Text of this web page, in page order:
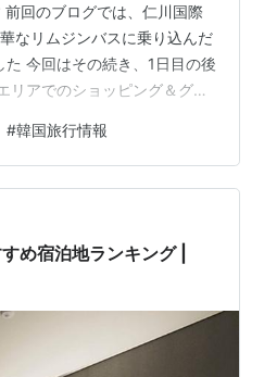
回のブログでは、仁川国際
なリムジンバスに乗り込んだ
今回はその続き、1日目の後
リアでのショッピング＆グル
をレポートしますね 大人女性
めるスポットばかりですの
ください リムジンバスの渋
ン江南」へ 1. 職人の街の絶
極上のごま油を 2. 聖水エリ
#韓国旅行情報
め宿泊地ランキング |